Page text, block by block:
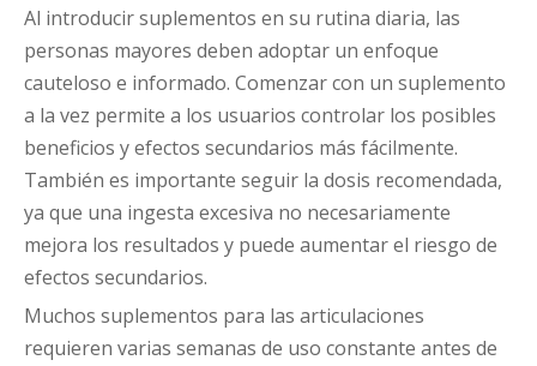
Al introducir suplementos en su rutina diaria, las
personas mayores deben adoptar un enfoque
cauteloso e informado. Comenzar con un suplemento
a la vez permite a los usuarios controlar los posibles
beneficios y efectos secundarios más fácilmente.
También es importante seguir la dosis recomendada,
ya que una ingesta excesiva no necesariamente
mejora los resultados y puede aumentar el riesgo de
efectos secundarios.
Muchos suplementos para las articulaciones
requieren varias semanas de uso constante antes de